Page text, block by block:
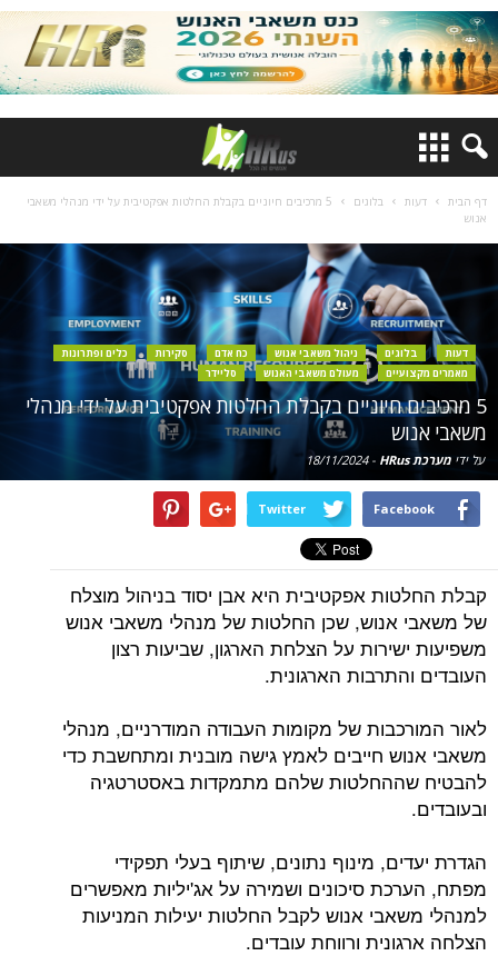
דף הבית דעות בלוגים
5 מרכיבים חיוניים בקבלת החלטות אפקטיבית על ידי מנהלי משאבי
אנוש
דעות בלוגים ניהול משאבי אנוש כח אדם סקירות
כלים ופתרונות
מאמרים מקצועיים
מעולם משאבי האנוש סליידר
5 מרכיבים חיוניים בקבלת החלטות אפקטיבית על ידי מנהלי
משאבי אנוש
על ידי מערכת HRus -
18/11/2024
Facebook
Twitter
קבלת החלטות אפקטיבית היא אבן יסוד בניהול מוצלח
של משאבי אנוש, שכן החלטות של מנהלי משאבי אנוש
משפיעות ישירות על הצלחת הארגון, שביעות רצון
העובדים והתרבות הארגונית.
לאור המורכבות של מקומות העבודה המודרניים, מנהלי
משאבי אנוש חייבים לאמץ גישה מובנית ומתחשבת כדי
להבטיח שההחלטות שלהם מתמקדות באסטרטגיה
ובעובדים.
הגדרת יעדים, מינוף נתונים, שיתוף בעלי תפקידי
מפתח, הערכת סיכונים ושמירה על אג'יליות מאפשרים
למנהלי משאבי אנוש לקבל החלטות יעילות המניעות
הצלחה ארגונית ורווחת עובדים.